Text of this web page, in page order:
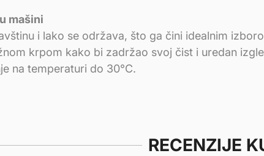
mašini
i lako se održava, što ga čini idealnim
krpom kako bi zadržao svoj čist i uredan
na temperaturi do 30°C.
RECENZIJE